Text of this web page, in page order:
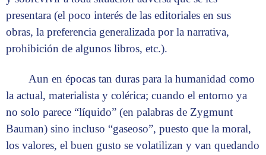
presentara (el poco interés de las editoriales en sus
obras, la preferencia generalizada por la narrativa,
prohibición de algunos libros, etc.).
Aun en épocas tan duras para la humanidad como
la actual, materialista y colérica; cuando el entorno ya
no solo parece “líquido” (en palabras de Zygmunt
Bauman) sino incluso “gaseoso”, puesto que la moral,
los valores, el buen gusto se volatilizan y van quedando